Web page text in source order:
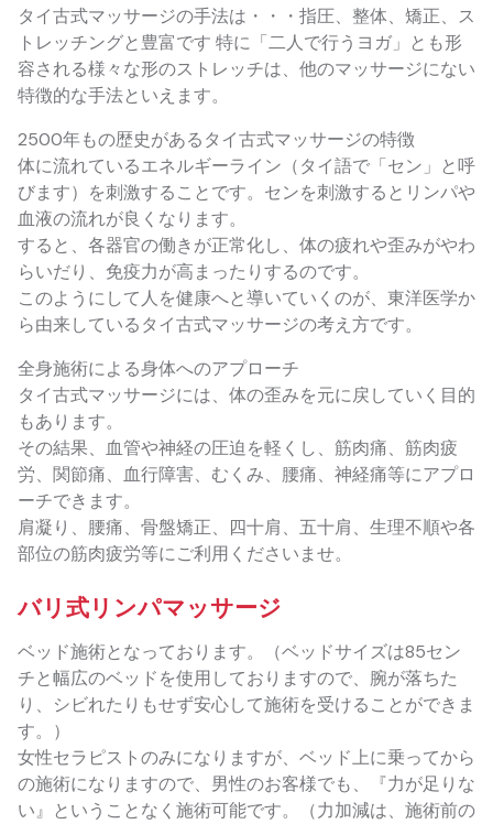
タイ古式マッサージの手法は・・・指圧、整体、矯正、ス
トレッチングと豊富です 特に「二人で行うヨガ」とも形
容される様々な形のストレッチは、他のマッサージにない
特徴的な手法といえます。
2500年もの歴史があるタイ古式マッサージの特徴
体に流れているエネルギーライン（タイ語で「セン」と呼
びます）を刺激することです。センを刺激するとリンパや
血液の流れが良くなります。
すると、各器官の働きが正常化し、体の疲れや歪みがやわ
らいだり、免疫力が高まったりするのです。
このようにして人を健康へと導いていくのが、東洋医学か
ら由来しているタイ古式マッサージの考え方です。
全身施術による身体へのアプローチ
タイ古式マッサージには、体の歪みを元に戻していく目的
もあります。
その結果、血管や神経の圧迫を軽くし、筋肉痛、筋肉疲
労、関節痛、血行障害、むくみ、腰痛、神経痛等にアプロ
ーチできます。
肩凝り、腰痛、骨盤矯正、四十肩、五十肩、生理不順や各
部位の筋肉疲労等にご利用くださいませ。
バリ式リンパマッサージ
ベッド施術となっております。（ベッドサイズは85セン
チと幅広のベッドを使用しておりますので、腕が落ちた
り、シビれたりもせず安心して施術を受けることができま
す。）
女性セラピストのみになりますが、ベッド上に乗ってから
の施術になりますので、男性のお客様でも、『力が足りな
い』ということなく施術可能です。（力加減は、施術前の